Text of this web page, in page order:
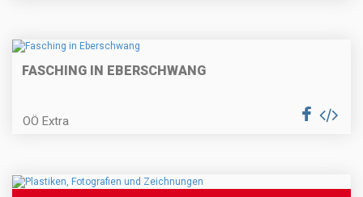
FASCHING IN EBERSCHWANG
OÖ Extra